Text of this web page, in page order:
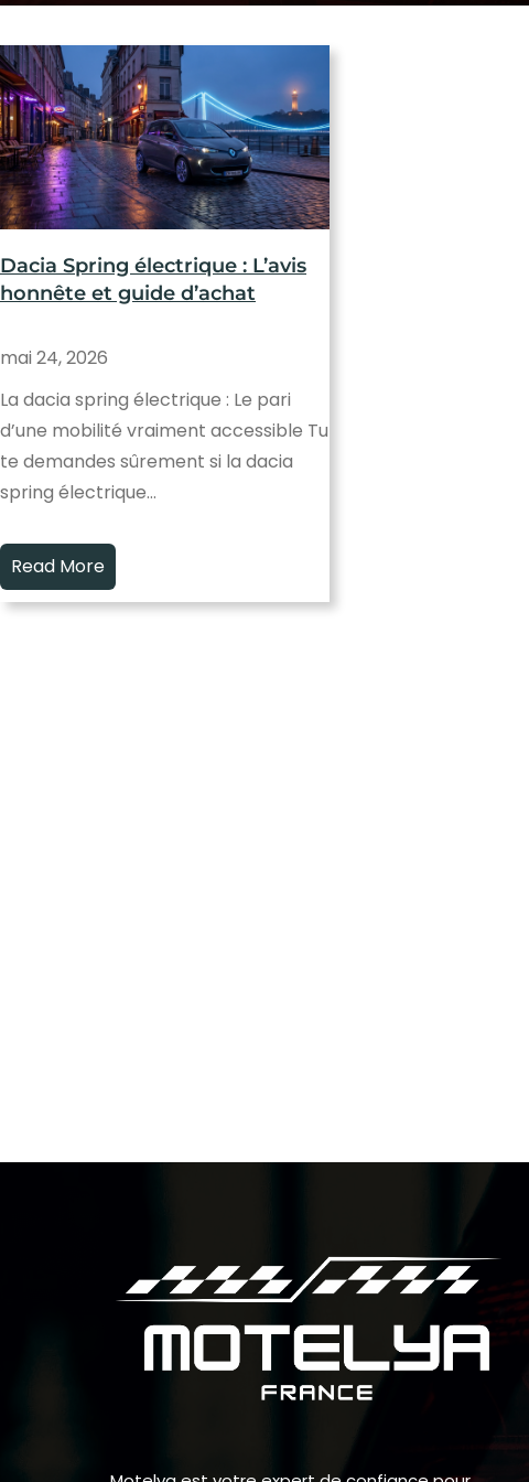
Dacia Spring électrique : L’avis
honnête et guide d’achat
mai 24, 2026
La dacia spring électrique : Le pari
d’une mobilité vraiment accessible Tu
te demandes sûrement si la dacia
spring électrique…
Read More